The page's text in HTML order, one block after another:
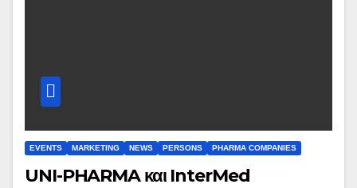
EVENTS MARKETING NEWS PERSONS PHARMA COMPANIES
UNI-PHARMA και InterMed